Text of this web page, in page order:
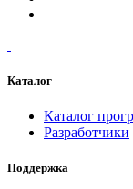
Каталог
Каталог
Разработчики
Поддержка